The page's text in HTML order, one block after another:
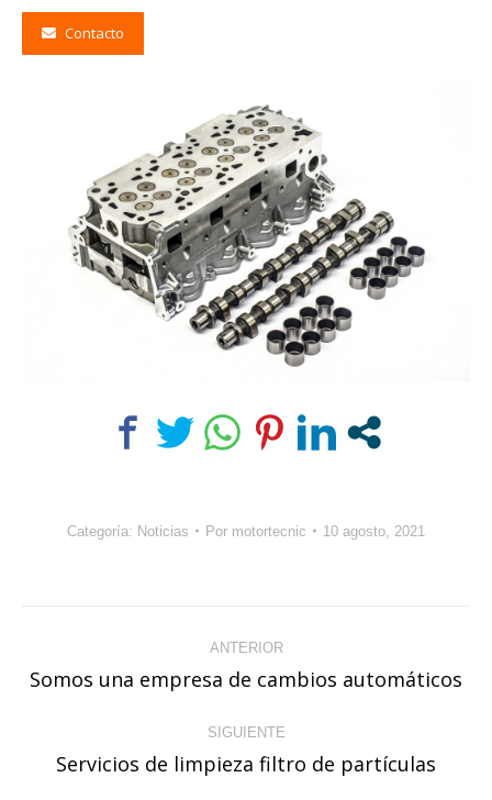
Contacto
Categoría: Noticias Por motortecnic 10 agosto, 2021
entre
publicaciones
ANTERIOR
Publicación
Somos una empresa de cambios automáticos
SIGUIENTE
Publicación
Servicios de limpieza filtro de partículas